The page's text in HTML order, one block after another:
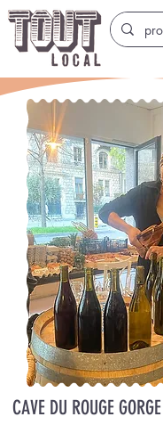
CAVE DU ROUGE GORGE